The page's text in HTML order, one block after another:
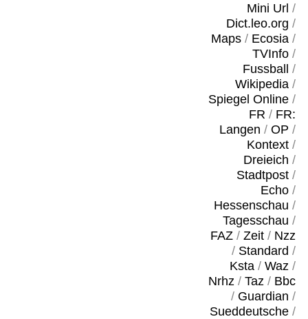
Mini Url /
Dict.leo.org /
Maps/ Ecosia/
TVInfo/
Fussball
/
Wikipedia/
Spiegel Online/
FR / FR:
Langen / OP /
Kontext/
Dreieich /
Stadtpost/
Echo/
Hessenschau /
Tagesschau /
FAZ/ Zeit/ Nzz
/ Standard /
Ksta/ Waz/
Nrhz/ Taz/ Bbc
/ Guardian /
Sueddeutsche/